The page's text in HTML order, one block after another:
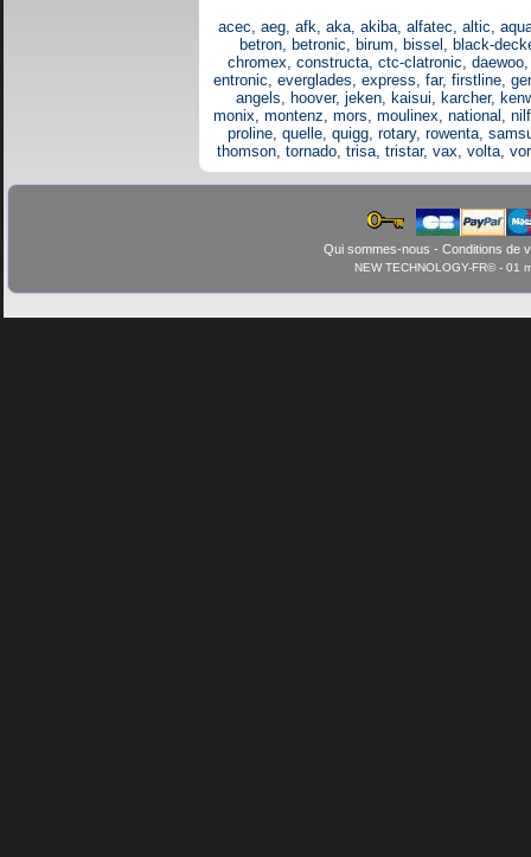
acec, aeg, afk, aka, akiba, alfatec, altic,
betron, betronic, birum, bissel, black-
chromex, constructa, ctc-clatronic,
entronic, everglades, express, far, firstline,
angels, hoover, jeken, kaisui, karcher,
monix, montenz, mors, moulinex, national,
proline, quelle, quigg, rotary, rowenta,
thomson, tornado, trisa, tristar, vax, volta,
Qui sommes-nous - Conditions de
NEW TECHNOLOGY-FR© - 01